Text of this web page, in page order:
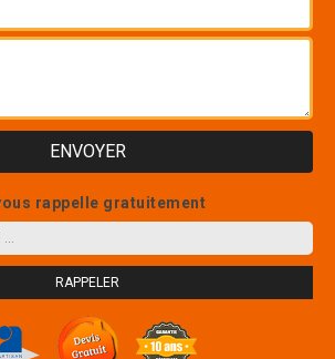
rappelle gratuitement